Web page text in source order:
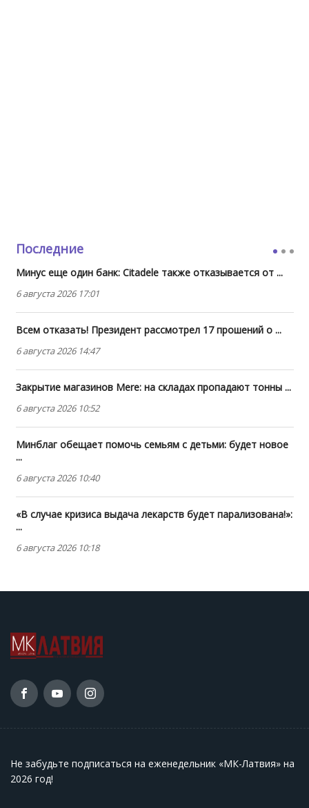
Последние
Минус еще один банк: Citadele также отказывается от ...
6 августа 2026 17:01
Всем отказать! Президент рассмотрел 17 прошений о ...
6 августа 2026 14:47
Закрытие магазинов Mere: на складах пропадают тонны ...
6 августа 2026 10:52
Минблаг обещает помочь семьям с детьми: будет новое
...
6 августа 2026 10:40
«В случае кризиса выдача лекарств будет парализована!»:
...
6 августа 2026 10:18
Не забудьте подписаться на еженедельник «МК-Латвия» на
2026 год!